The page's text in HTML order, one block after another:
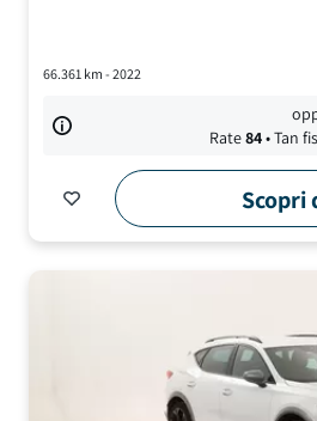
66.361 km - 2022
Rate84• Tan
Scopri